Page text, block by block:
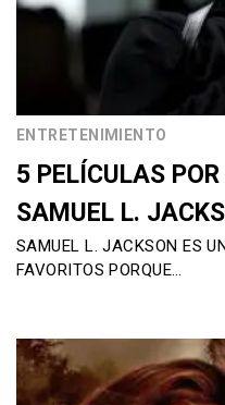
ENTRETENIMIENTO
5 PELÍCULAS
SAMUEL L.
SAMUEL L. JACKSON ES
FAVORITOS PORQUE…